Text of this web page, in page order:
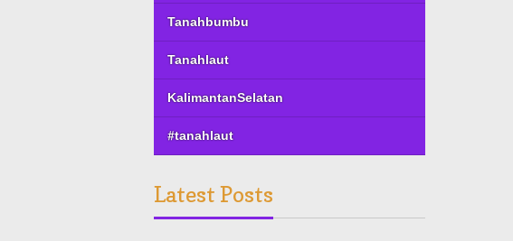
Tanahbumbu
Tanahlaut
KalimantanSelatan
#tanahlaut
Latest Posts